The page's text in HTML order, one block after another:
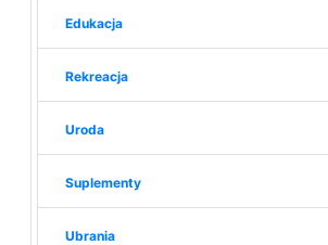
Edukacja
Rekreacja
Uroda
Suplementy
Ubrania